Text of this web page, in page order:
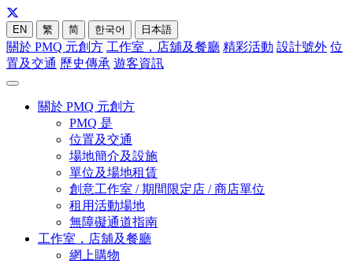
EN 繁 简 한국어 日本語
關於 PMQ 元創方 工作室，店舖及餐廳 精彩活動 設計號外 位
置及交通 歷史傳承 遊客資訊
關於 PMQ 元創方
PMQ 是
位置及交通
場地簡介及設施
單位及場地租賃
創意工作室 / 期間限定店 / 商店單位
租用活動場地
無障礙通道指南
工作室，店舖及餐廳
網上購物